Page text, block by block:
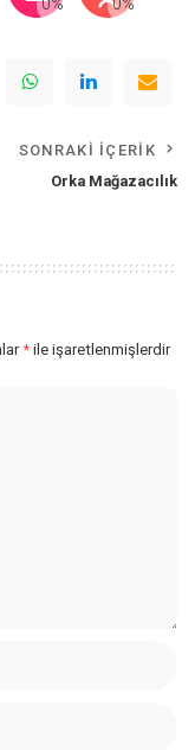
SONRAKI İÇERIK
Orka Mağazacılık
* ile işaretlenmişlerdir